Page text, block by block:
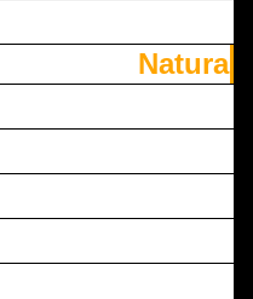
Natura